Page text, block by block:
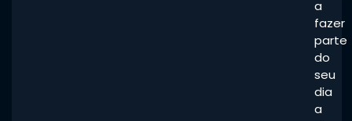
a
fazer
parte
do
seu
dia
a